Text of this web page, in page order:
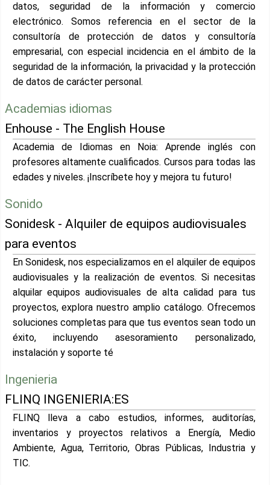
datos, seguridad de la información y comercio
electrónico. Somos referencia en el sector de la
consultoría de protección de datos y consultoría
empresarial, con especial incidencia en el ámbito de la
seguridad de la información, la privacidad y la protección
de datos de carácter personal.
Academias idiomas
Enhouse - The English House
Academia de Idiomas en Noia: Aprende inglés con
profesores altamente cualificados. Cursos para todas las
edades y niveles. ¡Inscríbete hoy y mejora tu futuro!
Sonido
Sonidesk - Alquiler de equipos audiovisuales
para eventos
En Sonidesk, nos especializamos en el alquiler de equipos
audiovisuales y la realización de eventos. Si necesitas
alquilar equipos audiovisuales de alta calidad para tus
proyectos, explora nuestro amplio catálogo. Ofrecemos
soluciones completas para que tus eventos sean todo un
éxito, incluyendo asesoramiento personalizado,
instalación y soporte té
Ingenieria
FLINQ INGENIERIA:ES
FLINQ lleva a cabo estudios, informes, auditorías,
inventarios y proyectos relativos a Energía, Medio
Ambiente, Agua, Territorio, Obras Públicas, Industria y
TIC.